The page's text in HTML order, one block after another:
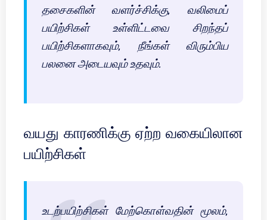
தசைகளின் வளர்ச்சிக்கு, வலிமைப்
பயிற்சிகள் உள்ளிட்டவை சிறந்தப்
பயிற்சிகளாகவும், நீங்கள் விரும்பிய
பலனை அடையவும் உதவும்.
வயது காரணிக்கு ஏற்ற வகையிலான
பயிற்சிகள்
உடற்பயிற்சிகள் மேற்கொள்வதின் மூலம்,